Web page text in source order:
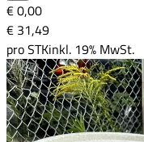
€ 0,00
€ 31,49
proSTKinkl. 19% MwSt.